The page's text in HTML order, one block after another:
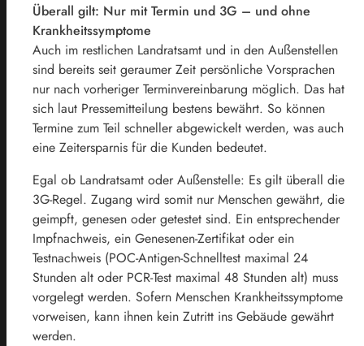
Überall gilt: Nur mit Termin und 3G – und ohne
Krankheitssymptome
Auch im restlichen Landratsamt und in den Außenstellen
sind bereits seit geraumer Zeit persönliche Vorsprachen
nur nach vorheriger Terminvereinbarung möglich. Das hat
sich laut Pressemitteilung bestens bewährt. So können
Termine zum Teil schneller abgewickelt werden, was auch
eine Zeitersparnis für die Kunden bedeutet.
Egal ob Landratsamt oder Außenstelle: Es gilt überall die
3G-Regel. Zugang wird somit nur Menschen gewährt, die
geimpft, genesen oder getestet sind. Ein entsprechender
Impfnachweis, ein Genesenen-Zertifikat oder ein
Testnachweis (POC-Antigen-Schnelltest maximal 24
Stunden alt oder PCR-Test maximal 48 Stunden alt) muss
vorgelegt werden. Sofern Menschen Krankheitssymptome
vorweisen, kann ihnen kein Zutritt ins Gebäude gewährt
werden.